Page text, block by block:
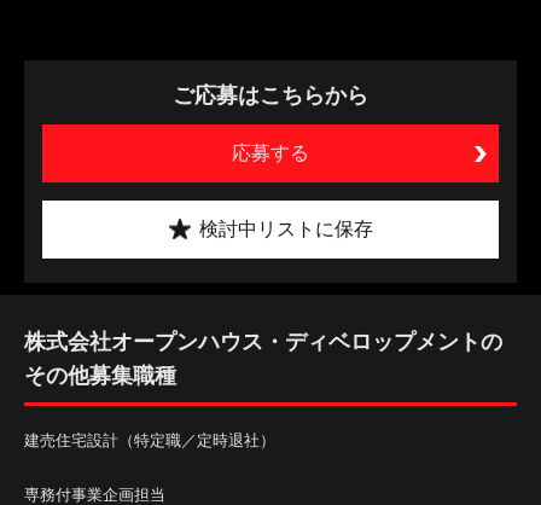
ご応募はこちらから
応募する
検討中リストに保存
株式会社オープンハウス・ディベロップメントの
その他募集職種
建売住宅設計（特定職／定時退社）
専務付事業企画担当